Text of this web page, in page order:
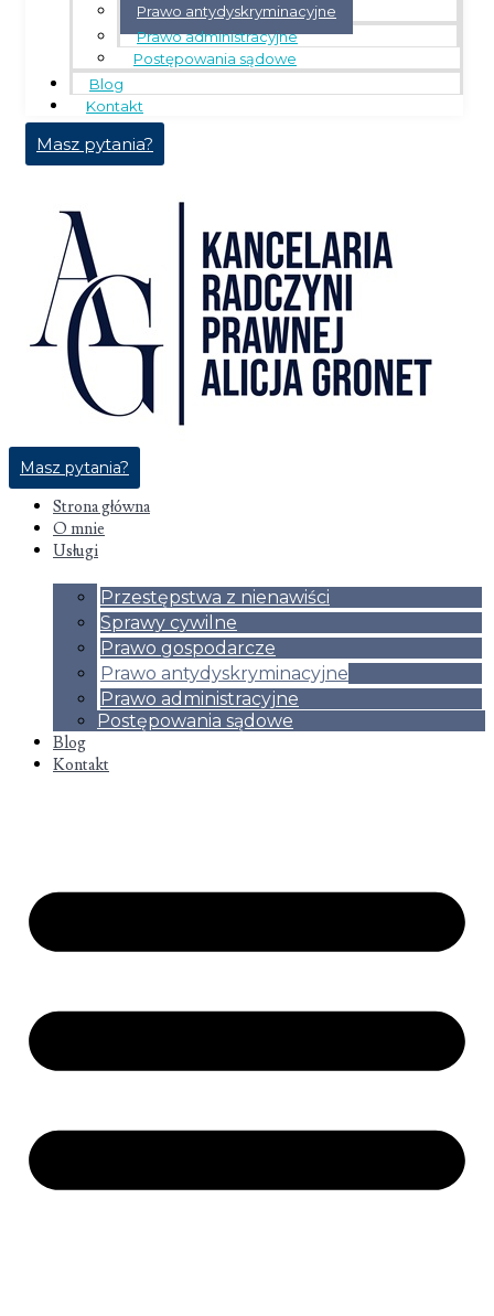
Prawo antydyskryminacyjne
Prawo administracyjne
Postępowania sądowe
Blog
Kontakt
Masz pytania?
Masz pytania?
Strona główna
O mnie
Usługi
Przestępstwa z nienawiści
Sprawy cywilne
Prawo gospodarcze
Prawo antydyskryminacyjne
Prawo administracyjne
Postępowania sądowe
Blog
Kontakt